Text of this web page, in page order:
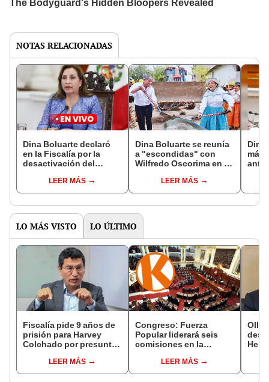
NOTAS RELACIONADAS
Dina Boluarte declaró
en la Fiscalía por la
desactivación del
apoyo al Eficcop
LEER MÁS
Dina Boluarte se reunía
a "escondidas" con
Wilfredo Oscorima en su
PalacioLEER MÁS
Dina
más
ante
LO MÁS VISTO LO ÚLTIMO
Fiscalía pide 9 años de
prisión para Harvey
Colchado por presunta
incompatible y falsedad
ideológica
LEER MÁS
Congreso: Fuerza
Popular liderará seis
comisiones en la
LEER MÁS